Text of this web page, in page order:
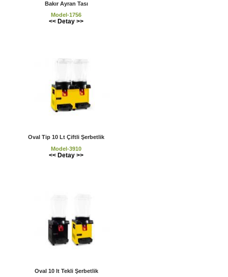
Bakır Ayran Tası
Model-1756
<< Detay >>
Oval Tip 10 Lt Çiftli Şerbetlik
Model-3910
<< Detay >>
Oval 10 lt Tekli Şerbetlik